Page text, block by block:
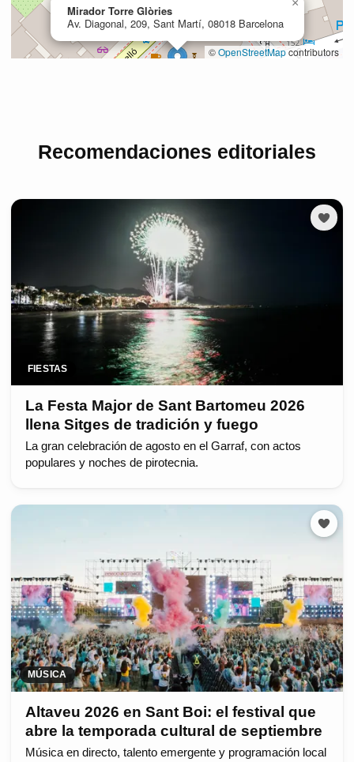
Recomendaciones editoriales
FIESTAS
La Festa Major de Sant Bartomeu 2026
llena Sitges de tradición y fuego
La gran celebración de agosto en el Garraf, con actos
populares y noches de pirotecnia.
MÚSICA
Altaveu 2026 en Sant Boi: el festival que
abre la temporada cultural de septiembre
Música en directo, talento emergente y programación local